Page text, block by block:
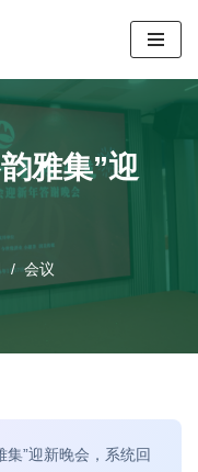
雅集”迎
会议
”迎新晚会，系统回